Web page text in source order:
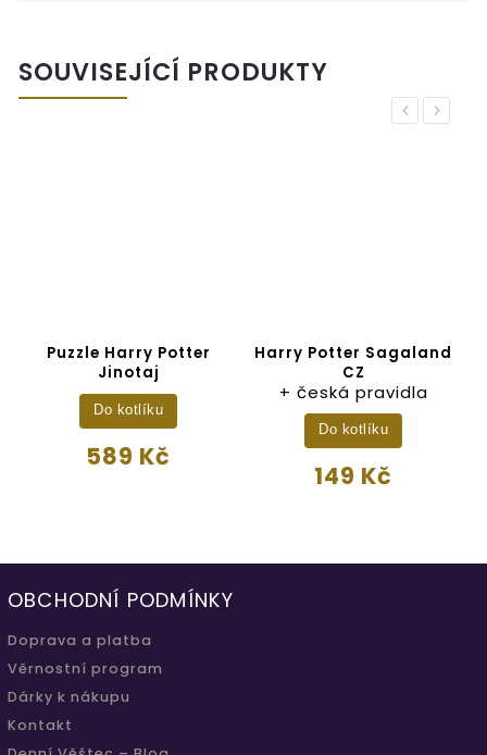
SOUVISEJÍCÍ PRODUKTY
Previous
Puzzle Harry Potter
Jinotaj
589 Kč
Do kotlíku
Harry Potter Sagaland
CZ
+ česká pravidla
149 Kč
Do kotlíku
Next
OBCHODNÍ PODMÍNKY
Doprava a platba
Věrnostní program
Dárky k nákupu
Kontakt